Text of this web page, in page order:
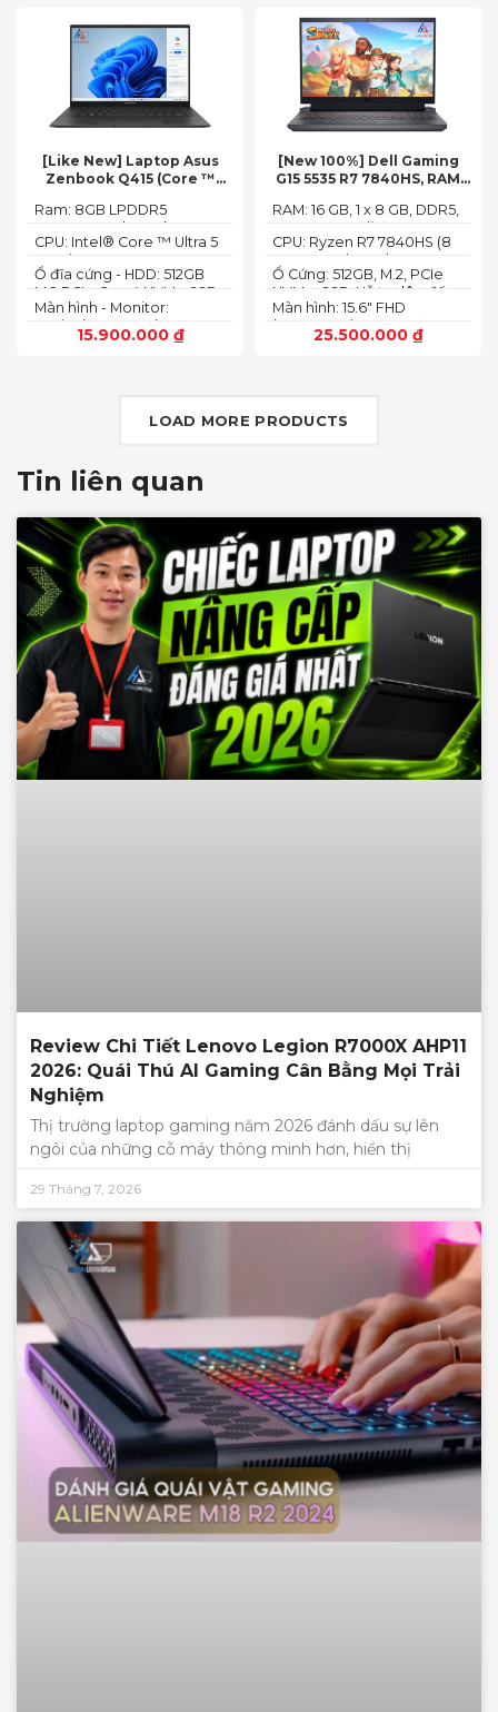
[Like New] Laptop Asus
Zenbook Q415 (Core ™
512GB, 14.0inch WUXGA
OLED, Win 11)
15.900.000 ₫
Màn hình - Monitor:
14.0inch WUXGA (1920 x
1200) 16:10, OLED, 500 nits,
Ổ đĩa cứng - HDD: 512GB
M.2 PCIe Gen 4 NVMe SSD
CPU: Intel® Core ™ Ultra 5
125H (3.60GHz up to
4.50GHz, 18MB Cache)
Ram: 8GB LPDDR5
7467MHz on board
[New 100%] Dell Gaming
G15 5535 R7 7840HS, RAM
8G, 15.6-inch FHD 165Hz
Windows 11 Dark Shadow
Gray
25.500.000 ₫
Màn hình: 15.6" FHD
(1920x1080) 165Hz, 3ms,
sRGB-100%,
Ổ Cứng: 512GB, M.2, PCIe
NVMe, SSD-Hỗ trợ lên đến
4 TB (2 khe SSD)
CPU: Ryzen R7 7840HS (8
Cores, 16 Threads, 24MB
Cache, 3.80 GHz up to 5.1
RAM: 16 GB, 1 x 8 GB, DDR5,
4800 MHz -Tối đa 32GB
LOAD MORE PRODUCTS
Tin liên quan
Review Chi Tiết Lenovo Legion R7000X AHP11
2026: Quái Thú AI Gaming Cân Bằng Mọi Trải
Nghiệm
Thị trường laptop gaming năm 2026 đánh dấu sự lên
ngôi của những cỗ máy thông minh hơn, hiển thị
29 Tháng 7, 2026